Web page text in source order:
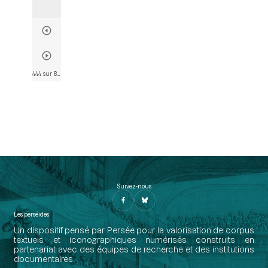
Suivez-nous
Les perséides
Un dispositif pensé par Persée pour la valorisation de corpus
textuels et iconographiques numérisés construits en
partenariat avec des équipes de recherche et des institutions
documentaires.